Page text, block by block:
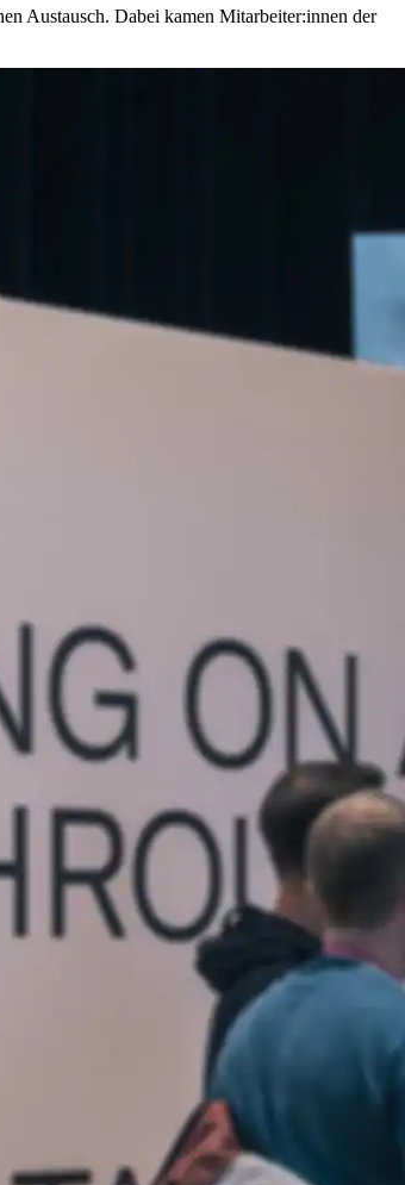
Austausch. Dabei kamen Mitarbeiter:innen der